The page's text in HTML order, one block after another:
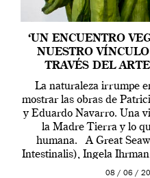
‘UN ENCUENTRO
NUESTRO
TRAVÉS DEL
La naturaleza irrumpe
mostrar las obras de
y Eduardo Navarro. Una
la Madre Tierra y lo
humana. A Great
Intestinalis), Ingela
Madrid y
08 / 06 /